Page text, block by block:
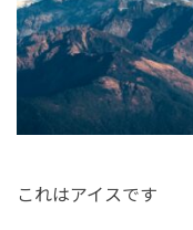
これはアイスです